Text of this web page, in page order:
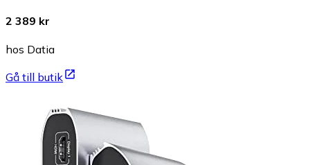
2 389 kr
hos Datia
Gå till butik